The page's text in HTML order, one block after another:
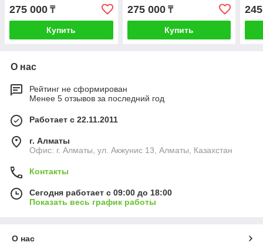
275 000 ₸
Купить
275 000₸
Купить
О нас
Рейтинг не сформирован
Менее 5 отзывов за последний год
Работает с 22.11.2011
г. Алматы
Офис: г. Алматы, ул. Акжунис 13, Алматы, Казахстан
Контакты
Сегодня работает с 09:00 до 18:00
Показать весь график работы
О нас